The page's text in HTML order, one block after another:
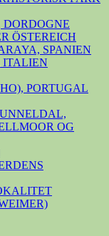
ÖSTEREICH
SPANIEN
ITALIEN
PORTUGAL
OG